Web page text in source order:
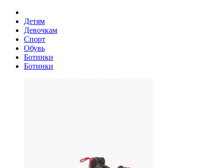
Детям
Девочкам
Спорт
Обувь
Ботинки
Ботинки